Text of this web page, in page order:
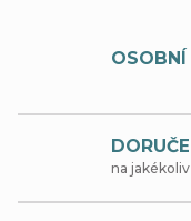
OSOBNÍ
na